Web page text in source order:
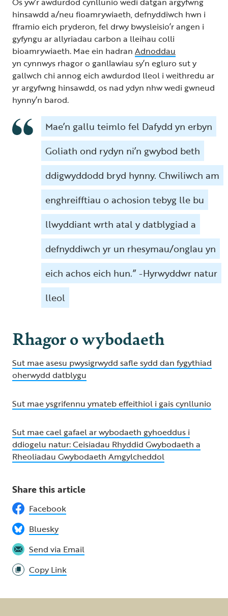
hinsawdd a/neu fioamrywiaeth, defnyddiwch hwn i
fframio eich pryderon, fel drwy bwysleisio’r angen i
gyfyngu ar allyriadau carbon a lleihau colli
bioamrywiaeth. Mae ein hadran Adnoddau
yn cynnwys rhagor o ganllawiau sy’n egluro sut y
gallwch chi annog eich awdurdod lleol i weithredu ar
yr argyfwng hinsawdd, os nad ydyn nhw wedi gwneud
hynny’n barod.
Mae’n gallu teimlo fel Dafydd yn erbyn
Goliath ond rydyn ni’n gwybod beth
ddigwyddodd bryd hynny. Chwiliwch am
enghreifftiau o achosion tebyg lle bu
llwyddiant wrth atal y datblygiad a
defnyddiwch yr un rhesymau/onglau yn
eich achos eich hun.” -Hyrwyddwr natur
lleol
Rhagor o wybodaeth
Sut mae asesu pwysigrwydd safle sydd dan fygythiad
oherwydd datblygu
Sut mae ysgrifennu ymateb effeithiol i gais cynllunio
Sut mae cael gafael ar wybodaeth gyhoeddus i
ddiogelu natur: Ceisiadau Rhyddid Gwybodaeth a
Rheoliadau Gwybodaeth Amgylcheddol
Share this article
Facebook
Bluesky
Send via Email
Copy Link